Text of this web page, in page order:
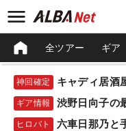
全ツアー ギア
神回確定 キャディ居酒
ギア情報 渋野日向子の
ヒロバト 六車日那乃と